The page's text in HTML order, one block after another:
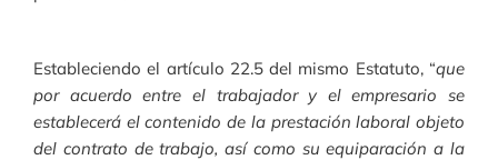
Estableciendo el artículo 22.5 del mismo Estatuto, “que
por acuerdo entre el trabajador y el empresario se
establecerá el contenido de la prestación laboral objeto
del contrato de trabajo, así como su equiparación a la